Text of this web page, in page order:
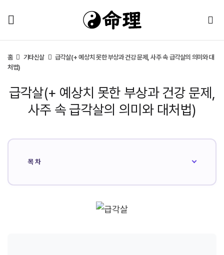
홈 기타신살
급각살(+ 예상치 못한 부상과 건강 문제, 사주 속 급각살의 의미와 대
처법)
급각살(+ 예상치 못한 부상과 건강 문제,
사주 속 급각살의 의미와 대처법)
목차